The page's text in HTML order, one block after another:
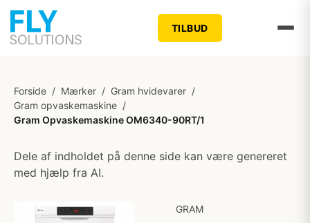
TILBUD
Forside / Mærker / Gram hvidevarer /
Gram opvaskemaskine /
Gram Opvaskemaskine OM6340-90RT/1
Dele af indholdet på denne side kan være genereret
med hjælp fra AI.
GRAM